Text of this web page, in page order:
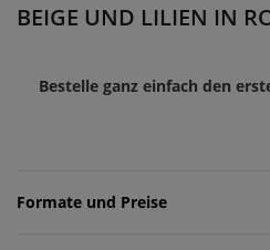
BEIGE UND LILIEN IN
Bestelle ganz einfach den
Formate und Preise